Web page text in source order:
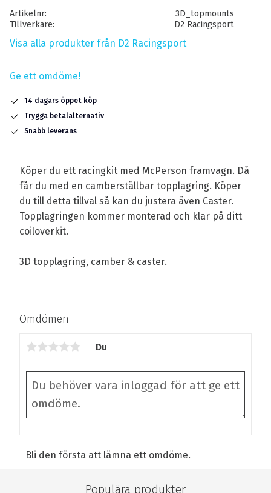
Artikelnr
3D_topmounts
Tillverkare
D2 Racingsport
Visa alla produkter från D2 Racingsport
Ge ett omdöme!
14 dagars öppet köp
Trygga betalalternativ
Snabb leverans
Köper du ett racingkit med McPerson framvagn. Då
får du med en camberställbar topplagring. Köper
du till detta tillval så kan du justera även Caster.
Topplagringen kommer monterad och klar på ditt
coiloverkit.
3D topplagring, camber & caster.
Omdömen
Du
Bli den första att lämna ett omdöme.
Populära produkter